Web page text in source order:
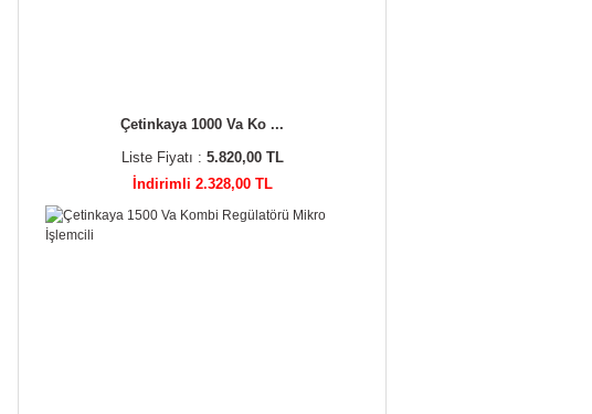
Çetinkaya 1000 Va Ko ...
Liste Fiyatı : 5.820,00 TL
İndirimli 2.328,00 TL